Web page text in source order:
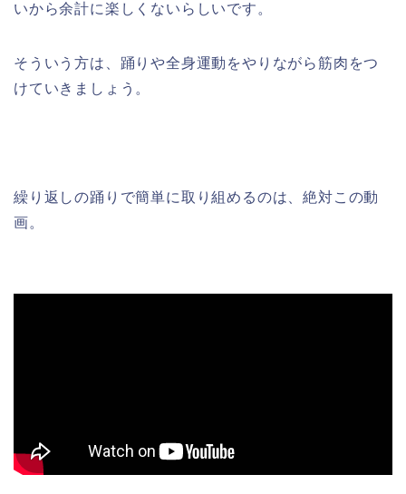
いから余計に楽しくないらしいです。
そういう方は、踊りや全身運動をやりながら筋肉をつ
けていきましょう。
繰り返しの踊りで簡単に取り組めるのは、絶対この動
画。